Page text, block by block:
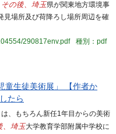
その後、埼玉県が関東地方環境事
見場所及び荷降ろし場所周辺を確
290817env.pdf
種別：pdf
童生徒美術展」 【作者か
たら
、もちろん新任1年目からの美術
、埼玉大学教育学部附属中学校に